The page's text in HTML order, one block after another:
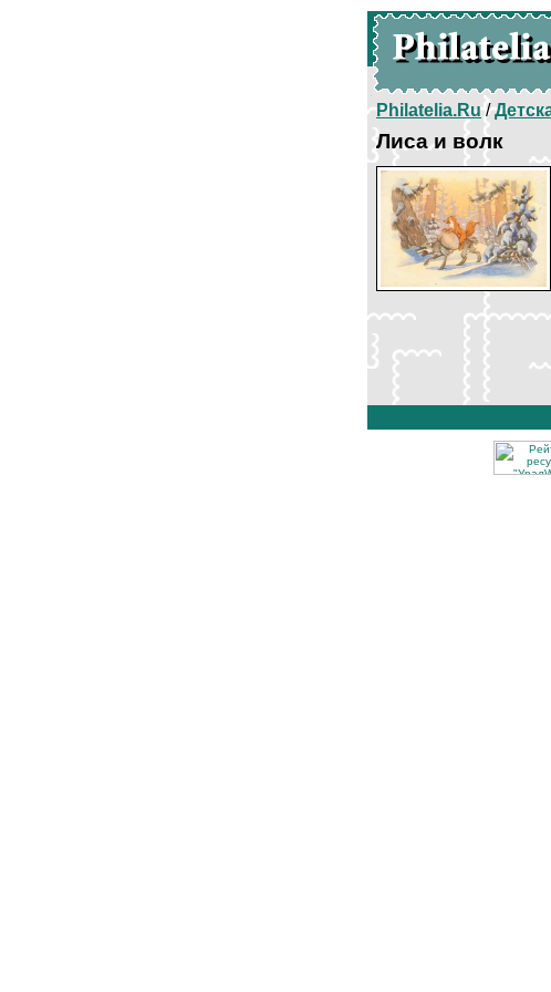
Philatelia.Ru/
Лиса и волк